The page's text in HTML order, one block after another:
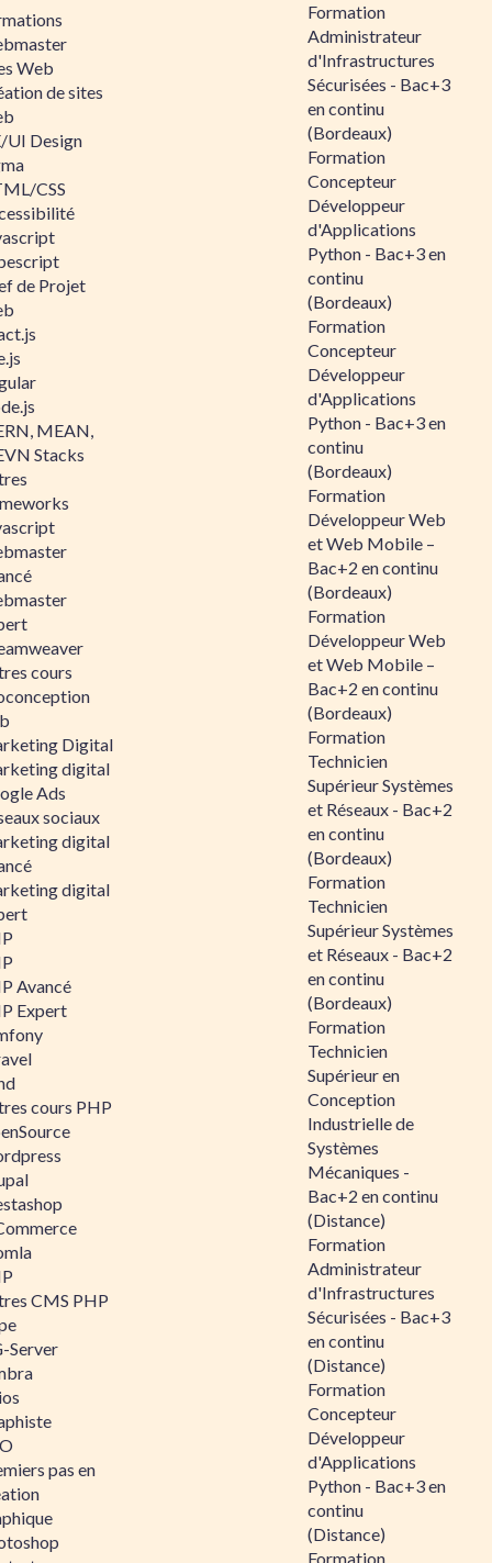
Web
de sites
UI Design
CSS
de Projet
MEAN,
Stacks
cours
Digital
digital
Ads
sociaux
digital
digital
Avancé
Expert
cours PHP
CMS PHP
Server
pas en
Formation
Administrateur
d'Infrastructures
Sécurisées - Bac+3
en continu
(Bordeaux)
Formation
Concepteur
Développeur
d'Applications
Python - Bac+3 en
continu
(Bordeaux)
Formation
Concepteur
Développeur
d'Applications
Python - Bac+3 en
continu
(Bordeaux)
Formation
Développeur Web
et Web Mobile –
Bac+2 en continu
(Bordeaux)
Formation
Développeur Web
et Web Mobile –
Bac+2 en continu
(Bordeaux)
Formation
Technicien
Supérieur Systèmes
et Réseaux - Bac+2
en continu
(Bordeaux)
Formation
Technicien
Supérieur Systèmes
et Réseaux - Bac+2
en continu
(Bordeaux)
Formation
Technicien
Supérieur en
Conception
Industrielle de
Systèmes
Mécaniques -
Bac+2 en continu
(Distance)
Formation
Administrateur
d'Infrastructures
Sécurisées - Bac+3
en continu
(Distance)
Formation
Concepteur
Développeur
d'Applications
Python - Bac+3 en
continu
(Distance)
Formation